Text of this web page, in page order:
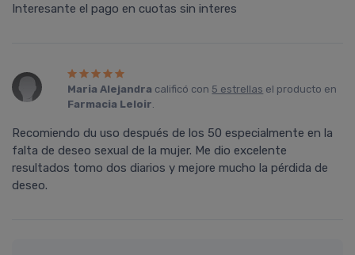
Interesante el pago en cuotas sin interes
Maria Alejandra calificó con 5 estrellas el producto en
Farmacia Leloir.
Recomiendo du uso después de los 50 especialmente en la
falta de deseo sexual de la mujer. Me dio excelente
resultados tomo dos diarios y mejore mucho la pérdida de
deseo.